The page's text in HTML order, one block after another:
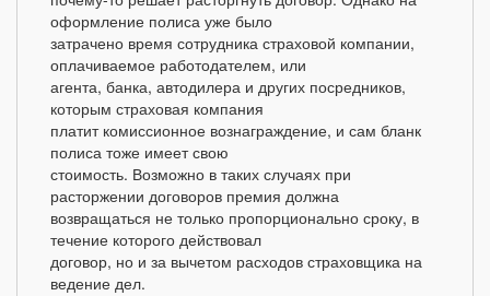
оформление полиса уже было
затрачено время сотрудника страховой компании,
оплачиваемое работодателем, или
агента, банка, автодилера и других посредников,
которым страховая компания
платит комиссионное вознаграждение, и сам бланк
полиса тоже имеет свою
стоимость. Возможно в таких случаях при
расторжении договоров премия должна
возвращаться не только пропорционально сроку, в
течение которого действовал
договор, но и за вычетом расходов страховщика на
ведение дел.